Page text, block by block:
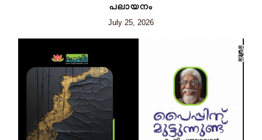
പലായനം
July 25, 2026